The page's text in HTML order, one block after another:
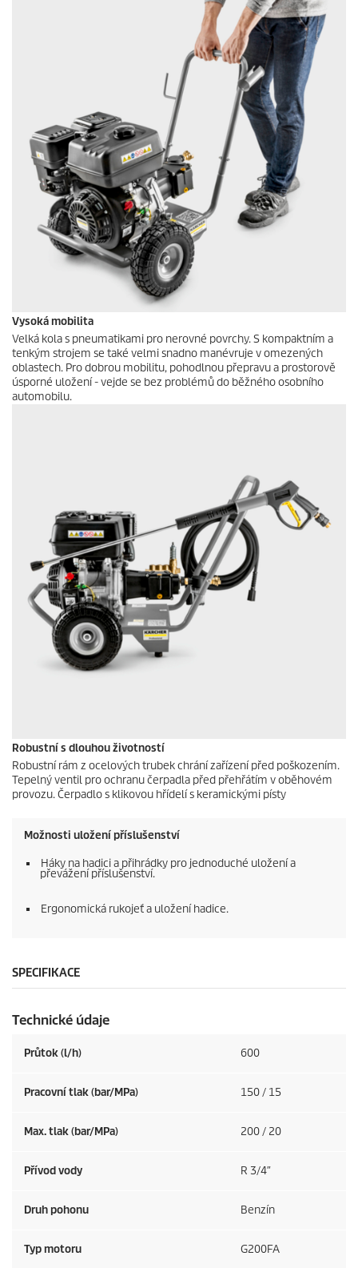
Vysoká mobilita
Velká kola s pneumatikami pro nerovné povrchy. S kompaktním a
tenkým strojem se také velmi snadno manévruje v omezených
oblastech. Pro dobrou mobilitu, pohodlnou přepravu a prostorově
úsporné uložení - vejde se bez problémů do běžného osobního
automobilu.
Robustní s dlouhou životností
Robustní rám z ocelových trubek chrání zařízení před poškozením.
Tepelný ventil pro ochranu čerpadla před přehřátím v oběhovém
provozu. Čerpadlo s klikovou hřídelí s keramickými písty
Možnosti uložení příslušenství
Háky na hadici a přihrádky pro jednoduché uložení a
převážení příslušenství.
Ergonomická rukojeť a uložení hadice.
SPECIFIKACE
Technické údaje
Průtok (l/h) 600
Pracovní tlak (bar/MPa) 150 / 15
Max. tlak (bar/MPa) 200 / 20
Přívod vody R 3/4″
Druh pohonu Benzín
Typ motoru G200FA